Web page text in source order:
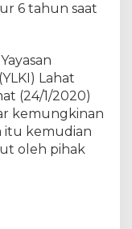
6 tahun saat
Lahat
(24/1/2020)
kemungkinan
itu kemudian
oleh pihak